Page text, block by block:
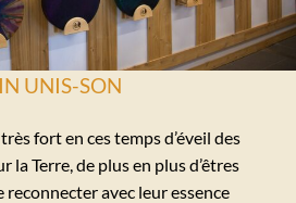
UNIS-SON
fort en ces temps d’éveil des
la Terre, de plus en plus d’êtres
reconnecter avec leur essence